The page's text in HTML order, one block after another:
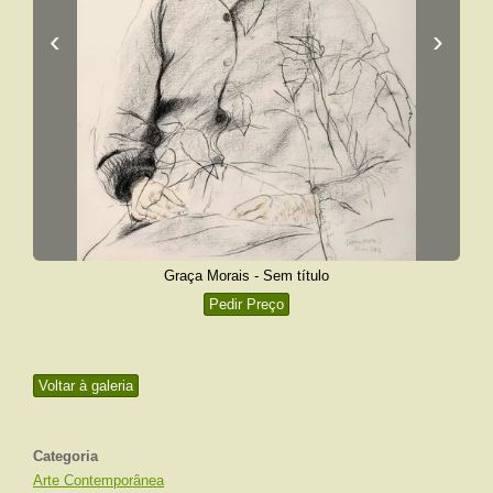
Voltar à galeria
Categoria
Arte Contemporânea
‹ ›
Graça Morais - Sem título
Pedir Preço